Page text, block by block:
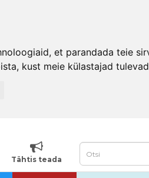
et parandada teie
kust meie külastajad
Tähtis teada